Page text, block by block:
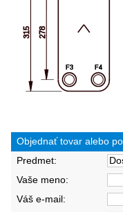
Objednať tovar alebo
Predmet:
Vaše meno:
Váš e-mail: